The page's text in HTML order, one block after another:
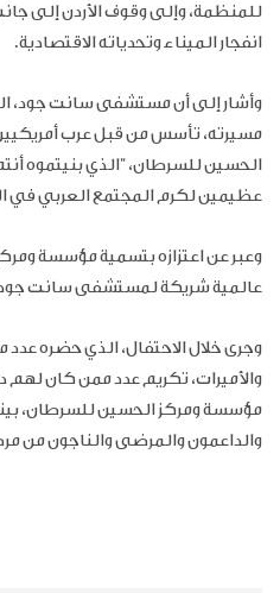
للمنظمة، وإلى وقوف الأردن إلى
انفجار الميناء وتحدياته الاقتصادية.
وأشار إلى أن مستشفى سانت جود،
مسيرته، تأسس من قبل عرب
الحسين للسرطان، "الذي بنيتموه
عظيمين لكرم المجتمع العربي في
وعبر عن اعتزازه بتسمية مؤسسة
عالمية شريكة لمستشفى سانت جود
وجرى خلال الاحتفال، الذي حضره عدد
والأميرات، تكريم عدد ممن كان لهم
مؤسسة ومركز الحسين للسرطان،
والداعمون والمرضى والناجون من